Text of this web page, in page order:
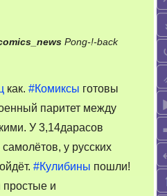
Pong-!-back
как. #Комиксы готовы
паритет между
У 3,14дарасов
у русских
#Кулибины пошли!
и